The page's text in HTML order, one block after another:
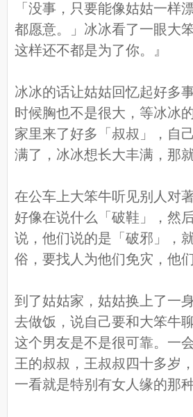
「没事，只要能像姑姑一样
都愿意。」冰冰看了一眼大
这样还不都是为了你。』
冰冰的话让姑姑回忆起好多
时候胸也不是很大，等冰冰
家里来了好多「叔叔」，自
满了，冰冰想长大丰满，
在公车上大笨牛听见别人对
好像在说什么「破鞋」，然
说，他们说的是「破邪」，
俗，要找人为他们免灾，他
到了姑姑家，姑姑换上了一
去做饭，说自己要和大笨牛
这个男友是不是很可靠。一
王的叔叔，王叔叔四十多岁
一看就是特别有女人缘的那种